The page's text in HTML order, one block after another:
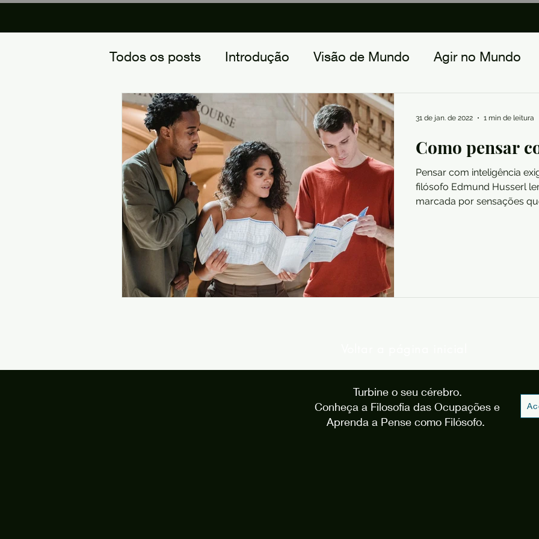
Todos os posts Introdução Visão de Mundo Agir no Mundo
A Natureza do Empreendedor Criando Mundos
Como pensar
Pensar com inteligência
filósofo Edmund Husserl
marcada por sensações
31 de jan. de 2022 1 min de leitura
Turbine o seu cérebro.
Conheça a Filosofia das Ocupações e
Aprenda a Pense como Filósofo.